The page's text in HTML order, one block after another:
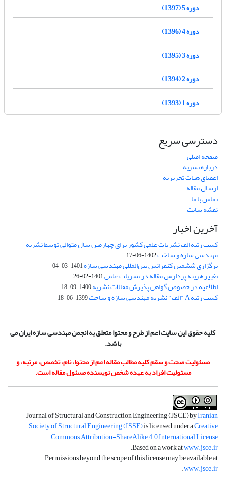
دوره 5 (1397)
دوره 4 (1396)
دوره 3 (1395)
دوره 2 (1394)
دوره 1 (1393)
دسترسی سریع
صفحه اصلی
درباره نشریه
اعضای هیات تحریریه
ارسال مقاله
تماس با ما
نقشه سایت
آخرین اخبار
کسب رتبه الف نشریات علمی کشور برای چهارمین سال متوالی توسط نشریه
مهندسی سازه و ساخت1402-06-17
برگزاری ششمین کنفرانس بین‌المللی مهندسی سازه1401-03-04
تغییر هزینه پردازش مقاله در نشریات علمی1401-02-26
اطلاعیه در خصوص گواهی پذیرش مقالات نشریه1400-09-18
کسب رتبه A "الف" نشریه مهندسی سازه و ساخت 1399-06-18
کلیه حقوق این سایت اعم از طرح و محتوا متعلق به انجمن مهندسی سازه ایران می
باشد.
مسئولیت صحت و سقم کلیه مطالب مقاله اعم از محتوا، نام، تخصص، مرتبه، و
مسئولیت افراد به عهده شخص نویسنده مسئول مقاله است.
Journal of Structural and Construction Engineering (JSCE) byIranian
Society of Structural Engineering (ISSE)is licensed under aCreative
Commons Attribution-ShareAlike 4.0 International License
.
Based on a work atwww.jsce.ir
.
Permissions beyond the scope of this license may be available at
www.jsce.ir
.